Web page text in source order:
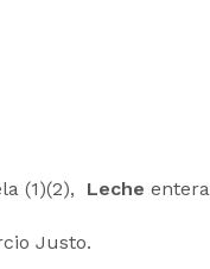
(1)(2), Leche
Justo.